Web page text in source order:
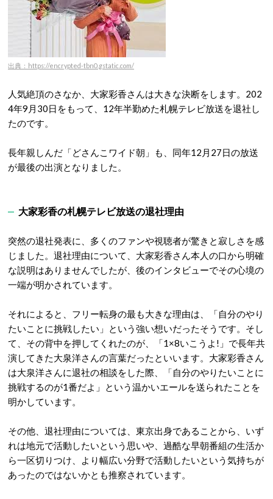
出典：https://encrypted-tbn0.gstatic.com/
人気絶頂のさなか、大家彩香さんは大きな決断をします。202
4年9月30日をもって、12年半勤めた札幌テレビ放送を退社し
たのです。
長年親しんだ「どさんこワイド朝」も、同年12月27日の放送
が最後の出演となりました。
大家彩香の札幌テレビ放送の退社理由
突然の退社発表に、多くのファンや視聴者が驚きと寂しさを感
じました。退社理由について、大家彩香さん本人の口から明確
な説明はありませんでしたが 、後のインタビューでその心境の
一端が明かされています。
それによると、フリー転身の最も大きな理由は、「自分のやり
たいことに挑戦したい」という強い想いだったそうです。 そし
て、その背中を押してくれたのが、「1×8いこうよ!」で長年共
演してきた大泉洋さんの言葉だったといいます。大家彩香さん
は大泉洋さんに退社の相談をした際、「自分のやりたいことに
挑戦するのが1番だよ」という温かいエールを送られたことを
明かしています。
その他、退社理由については、東京出身であることから、いず
れは地元で活動したいという思いや、過酷な早朝番組の生活か
ら一区切りつけ、より幅広い分野で活動したいという気持ちが
あったのではないかとも推察されています。